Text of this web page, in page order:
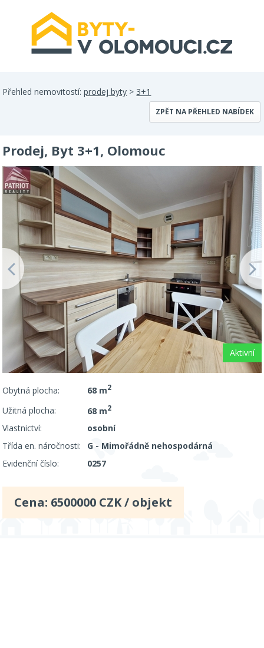
Přehled nemovitostí:prodej byty > 3+1
ZPĚT NA PŘEHLED NABÍDEK
Prodej, Byt 3+1, Olomouc
Aktivní
Obytná plocha: 68 m2
Užitná plocha: 68 m2
Vlastnictví:
osobní
Třída en. náročnosti:
G - Mimořádně nehospodárná
Evidenční číslo:
0257
Cena: 6500000 CZK / objekt